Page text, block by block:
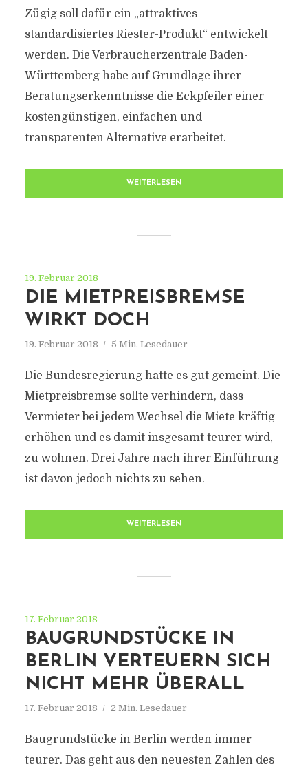
Zügig soll dafür ein „attraktives
standardisiertes Riester-Produkt“ entwickelt
werden. Die Verbraucherzentrale Baden-
Württemberg habe auf Grundlage ihrer
Beratungserkenntnisse die Eckpfeiler einer
kostengünstigen, einfachen und
transparenten Alternative erarbeitet.
WEITERLESEN
19. Februar 2018
DIE MIETPREISBREMSE
WIRKT DOCH
19. Februar 2018 5 Min. Lesedauer
Die Bundesregierung hatte es gut gemeint. Die
Mietpreisbremse sollte verhindern, dass
Vermieter bei jedem Wechsel die Miete kräftig
erhöhen und es damit insgesamt teurer wird,
zu wohnen. Drei Jahre nach ihrer Einführung
ist davon jedoch nichts zu sehen.
WEITERLESEN
17. Februar 2018
BAUGRUNDSTÜCKE IN
BERLIN VERTEUERN SICH
NICHT MEHR ÜBERALL
17. Februar 2018 2 Min. Lesedauer
Baugrundstücke in Berlin werden immer
teurer. Das geht aus den neuesten Zahlen des